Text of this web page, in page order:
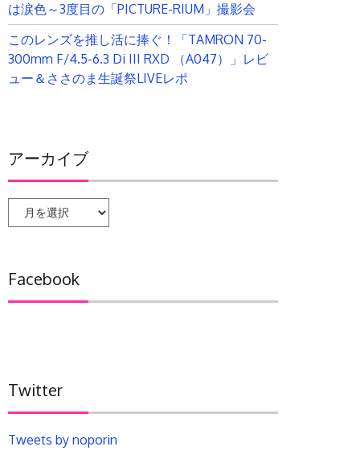
は涙色～3度目の「PICTURE-RIUM」撮影会
このレンズを推し活に捧ぐ！「TAMRON 70-
300mm F/4.5-6.3 Di III RXD （A047）」レビ
ュー＆ささのま生誕祭LIVEレポ
アーカイブ
ー
ブ
Facebook
Twitter
Tweets by noporin